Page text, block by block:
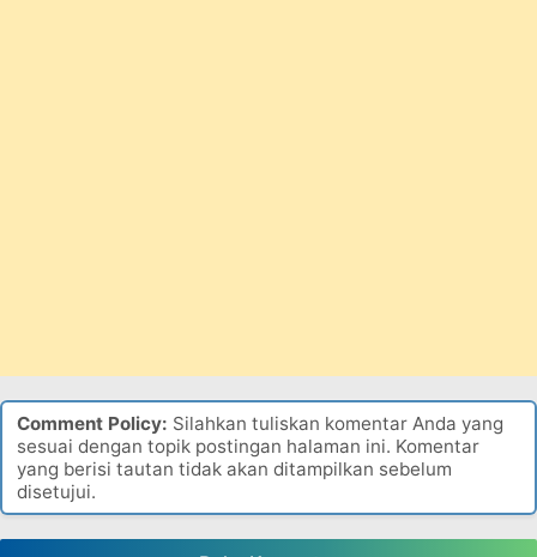
Comment Policy: Silahkan tuliskan komentar Anda yang
sesuai dengan topik postingan halaman ini. Komentar
yang berisi tautan tidak akan ditampilkan sebelum
disetujui.